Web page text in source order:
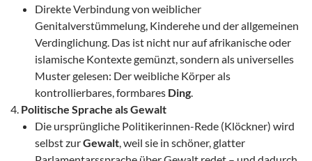
Direkte Verbindung von weiblicher
Genitalverstümmelung, Kinderehe und der allgemeinen
Verdinglichung. Das ist nicht nur auf afrikanische oder
islamische Kontexte gemünzt, sondern als universelles
Muster gelesen: Der weibliche Körper als
kontrollierbares, formbares Ding.
Politische Sprache als Gewalt
Die ursprüngliche Politikerinnen-Rede (Klöckner) wird
selbst zurGewalt, weil sie in schöner, glatter